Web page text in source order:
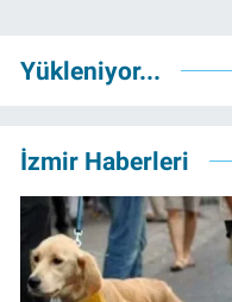
Yükleniyor...
İzmir Haberleri